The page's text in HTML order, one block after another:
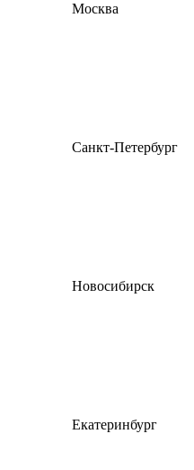
Москва
Санкт-Петербург
Новосибирск
Екатеринбург